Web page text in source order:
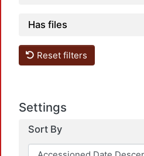
Has files
Reset filters
Settings
Sort By